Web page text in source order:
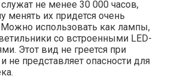
не менее 30 000 часов,
менять их придется очень
использовать как лампы,
со встроенными LED-
Этот вид не греется при
не представляет опасности для